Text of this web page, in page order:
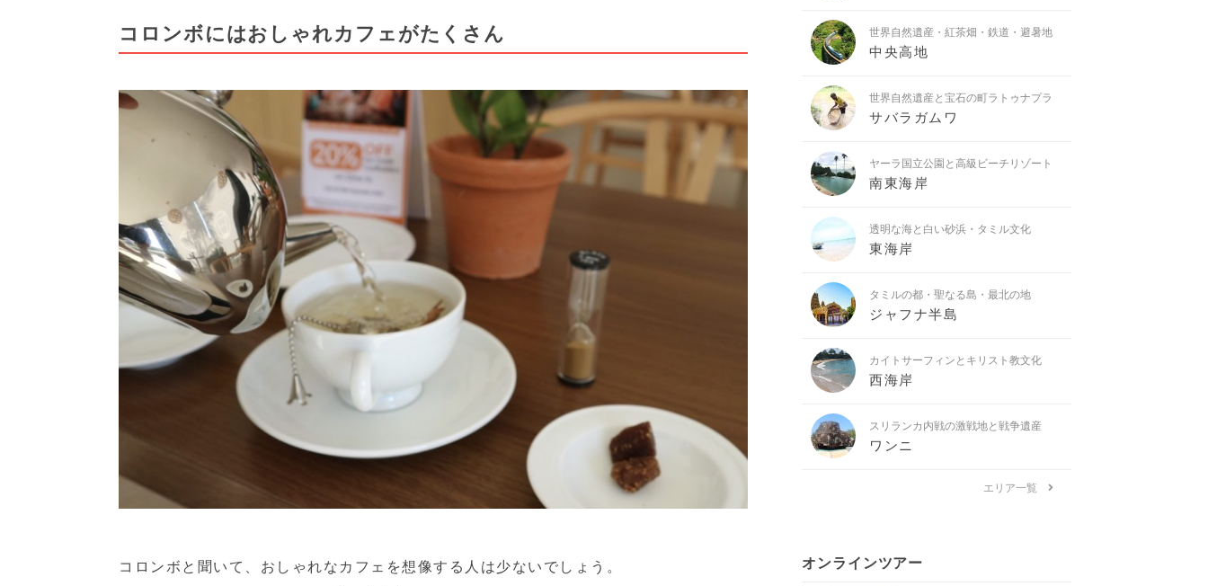
コロンボにはおしゃれカフェがたくさん
コロンボと聞いて、おしゃれなカフェを想像する人は少ないでしょう。
世界自然遺産・紅茶畑・鉄道・避暑地
中央高地
世界自然遺産と宝石の町ラトゥナプラ
サバラガムワ
ヤーラ国立公園と高級ビーチリゾート
南東海岸
透明な海と白い砂浜・タミル文化
東海岸
タミルの都・聖なる島・最北の地
ジャフナ半島
カイトサーフィンとキリスト教文化
西海岸
スリランカ内戦の激戦地と戦争遺産
ワンニ
エリア一覧
オンラインツアー